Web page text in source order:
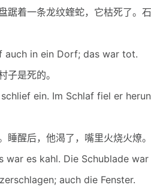
着一条龙纹蝰蛇，它枯死了。
in ein Dorf; das war tot.
是死的。
ein. Im Schlaf fiel er
醒后，他渴了，嘴里火烧火燎。
es kahl. Die Schublade war
auch die Fenster.